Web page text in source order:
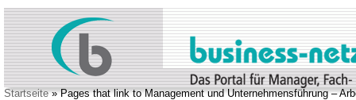
Startseite» Pages that link to Management und Unternehmensführung –